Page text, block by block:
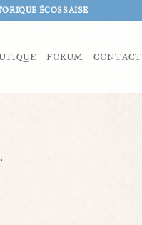
ÉCOSSAISE
FORUM CONTACT